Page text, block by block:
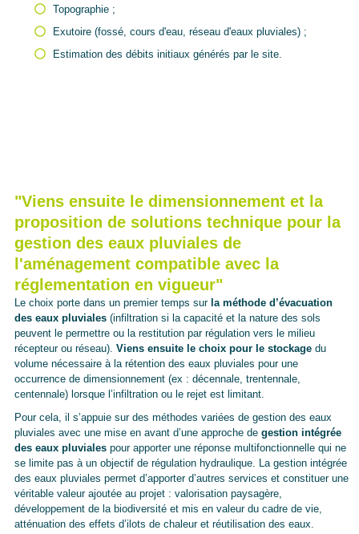
Topographie ;
Exutoire (fossé, cours d'eau, réseau d'eaux pluviales) ;
Estimation des débits initiaux générés par le site.
"Viens ensuite le dimensionnement et la
proposition de solutions technique pour la
gestion des eaux pluviales de
l'aménagement compatible avec la
réglementation en vigueur"
Le choix porte dans un premier temps sur la méthode d’évacuation
des eaux pluviales (infiltration si la capacité et la nature des sols
peuvent le permettre ou la restitution par régulation vers le milieu
récepteur ou réseau). Viens ensuite le choix pour le stockage du
volume nécessaire à la rétention des eaux pluviales pour une
occurrence de dimensionnement (ex : décennale, trentennale,
centennale) lorsque l’infiltration ou le rejet est limitant.
Pour cela, il s’appuie sur des méthodes variées de gestion des eaux
pluviales avec une mise en avant d’une approche de gestion intégrée
des eaux pluviales pour apporter une réponse multifonctionnelle qui ne
se limite pas à un objectif de régulation hydraulique. La gestion intégrée
des eaux pluviales permet d’apporter d’autres services et constituer une
véritable valeur ajoutée au projet : valorisation paysagère,
développement de la biodiversité et mis en valeur du cadre de vie,
atténuation des effets d’ilots de chaleur et réutilisation des eaux.